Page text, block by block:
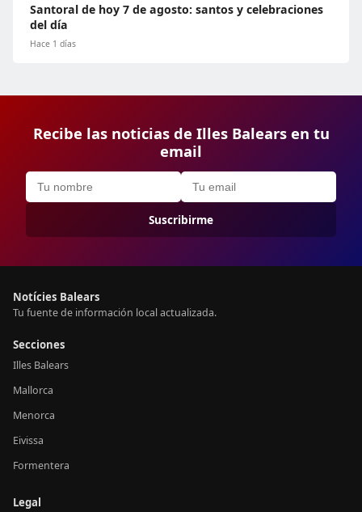
Santoral de hoy 7 de agosto: santos y celebraciones
del día
Hace 1 días
Recibe las noticias de Illes Balears en tu
email
Suscribirme
Notícies Balears
Tu fuente de información local actualizada.
Secciones
Illes Balears
Mallorca
Menorca
Eivissa
Formentera
Legal